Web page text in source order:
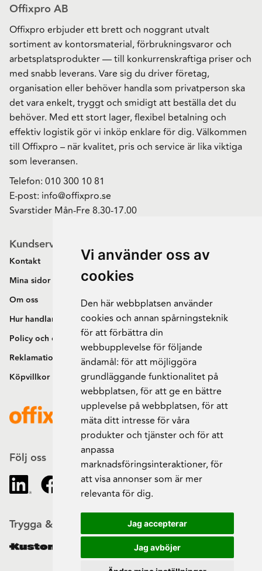
Vi använder oss av
cookies
Den här webbplatsen använder
cookies och annan spårningsteknik
för att förbättra din
webbupplevelse för följande
ändamål: för att möjliggöra
grundläggande funktionalitet på
webbplatsen,för att ge en bättre
upplevelse på webbplatsen,för att
mäta ditt intresse för våra
produkter och tjänster och för att
anpassa
marknadsföringsinteraktioner,för
att visa annonser som är mer
relevanta för dig.
Jag accepterar
Jag avböjer
Offixpro AB
Offixpro erbjuder ett brett och noggrant utvalt
sortiment av kontorsmaterial, förbrukningsvaror och
arbetsplatsprodukter — till konkurrenskraftiga priser och
med snabb leverans. Vare sig du driver företag,
organisation eller behöver handla som privatperson ska
det vara enkelt, tryggt och smidigt att beställa det du
behöver. Med ett stort lager, flexibel betalning och
effektiv logistik gör vi inköp enklare för dig. Välkommen
till Offixpro – när kvalitet, pris och service är lika viktiga
som leveransen.
Telefon: 010 300 10 81
E-post: info@offixpro.se
Svarstider Mån-Fre 8.30-17.00
Kundservice
Kontakt
Mina sidor
Om oss
Hur handlar jag?
Policy och cookies
Reklamation och retur
Köpvillkor
Följ oss
Trygga & säkra beställningar